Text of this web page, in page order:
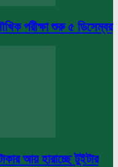
পরীক্ষা শুরু ৫ ডিসেম্বর
আয় হারাচ্ছে টুইটার